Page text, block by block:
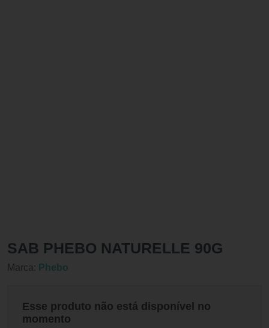
SAB PHEBO NATURELLE 90G
Marca: Phebo
Esse produto não está disponível no
momento